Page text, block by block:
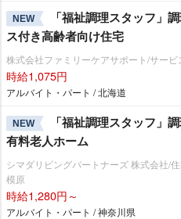
NEW
「福祉調理スタッフ」
ス付き高齢者向け住宅
株式会社ファミリーケアサポート/サー
時給1,075円
アルバイト・パート / 北海道
NEW
「福祉調理スタッフ」
有料老人ホーム
シマダリビングパートナーズ 株式会社/
模原
時給1,280円～
アルバイト・パート / 神奈川県